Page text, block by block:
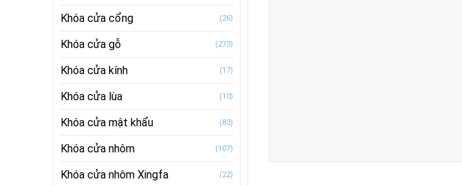
Khóa cửa cổng (26)
Khóa cửa gỗ (273)
Khóa cửa kính (17)
Khóa cửa lùa (10)
Khóa cửa mật khẩu (83)
Khóa cửa nhôm (107)
Khóa cửa nhôm Xingfa (22)